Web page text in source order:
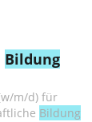
Bildung
m/d) für
Bildung